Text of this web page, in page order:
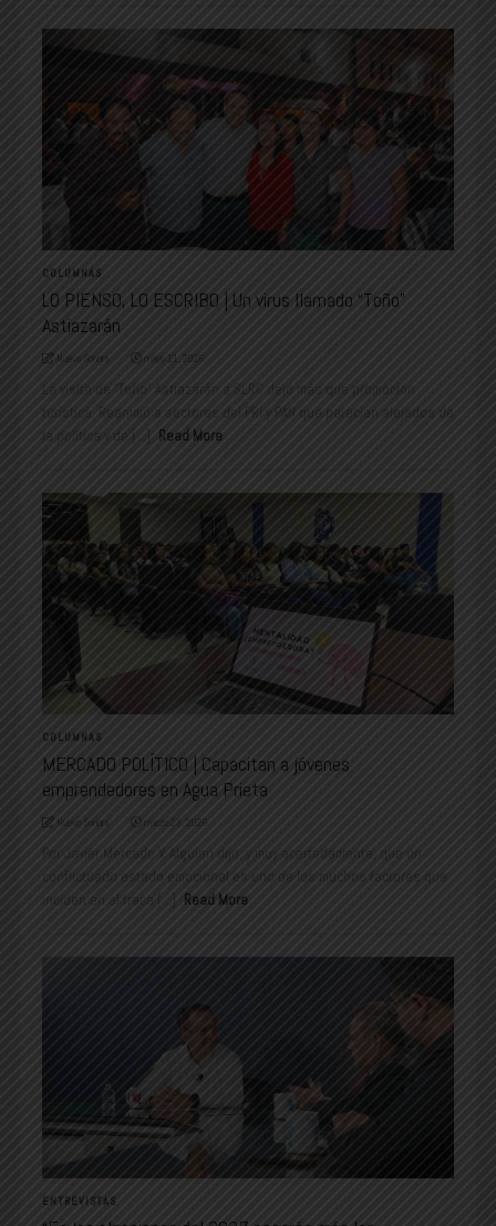
COLUMNAS
LO PIENSO, LO ESCRIBO | Un virus llamado “Toño”
Astiazarán
Nuevo Sonora mayo 11, 2026
La visita de “Toño” Astiazarán a SLRC dejó más que promoción
turística. Reanimó a sectores del PRI y PAN que parecían alejados de
la política y de [...]
Read More
COLUMNAS
MERCADO POLÍTICO | Capacitan a jóvenes
emprendedores en Agua Prieta
Nuevo Sonora marzo 23, 2026
Por Javier Mercado V. Alguien dijo, y muy acertadamente, que un
conflictuado estado emocional es uno de los muchos factores que
inciden en el fraca [...]
Read More
ENTREVISTAS